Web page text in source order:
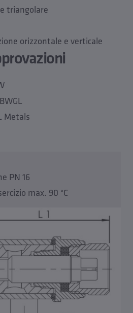
triangolare
orizzontale e verticale
Metals
PN 16
max. 90 °C